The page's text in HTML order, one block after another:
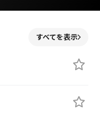
すべてを表示